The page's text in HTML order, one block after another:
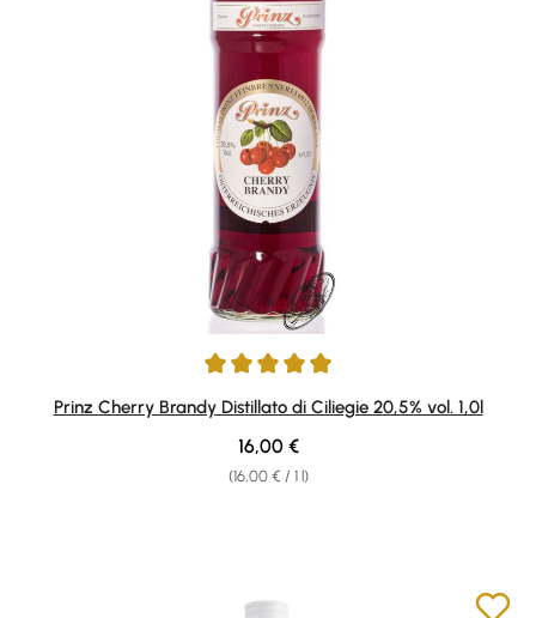
Average rating of 4.94 out of 5 stars
Prinz Cherry Brandy Distillato di Ciliegie 20,5% vol. 1,0l
(16,00 € / 1 l)
Regular price:
16,00 €